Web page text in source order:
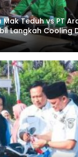
Mak Teduh vs PT
Langkah Cooling